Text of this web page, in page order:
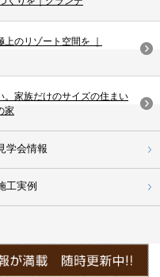
のリゾート空間を ｜
。家族だけのサイズの住まい
家
学会情報
工実例